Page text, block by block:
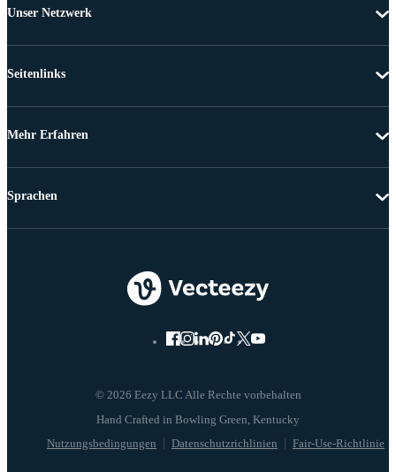
Unser Netzwerk
Seitenlinks
Mehr Erfahren
© 2026 Eezy LLC Alle Rechte vorbehalten
Nutzungsbedingungen Datenschutzrichlinien Fair-Use-Richtlinie
Sprachen